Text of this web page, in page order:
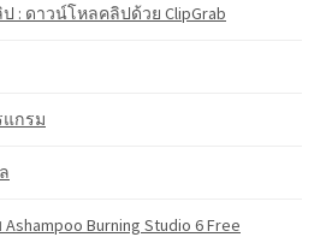
: ดาวน์โหลคลิปด้วย ClipGrab
กรม
Burning Studio 6 Free